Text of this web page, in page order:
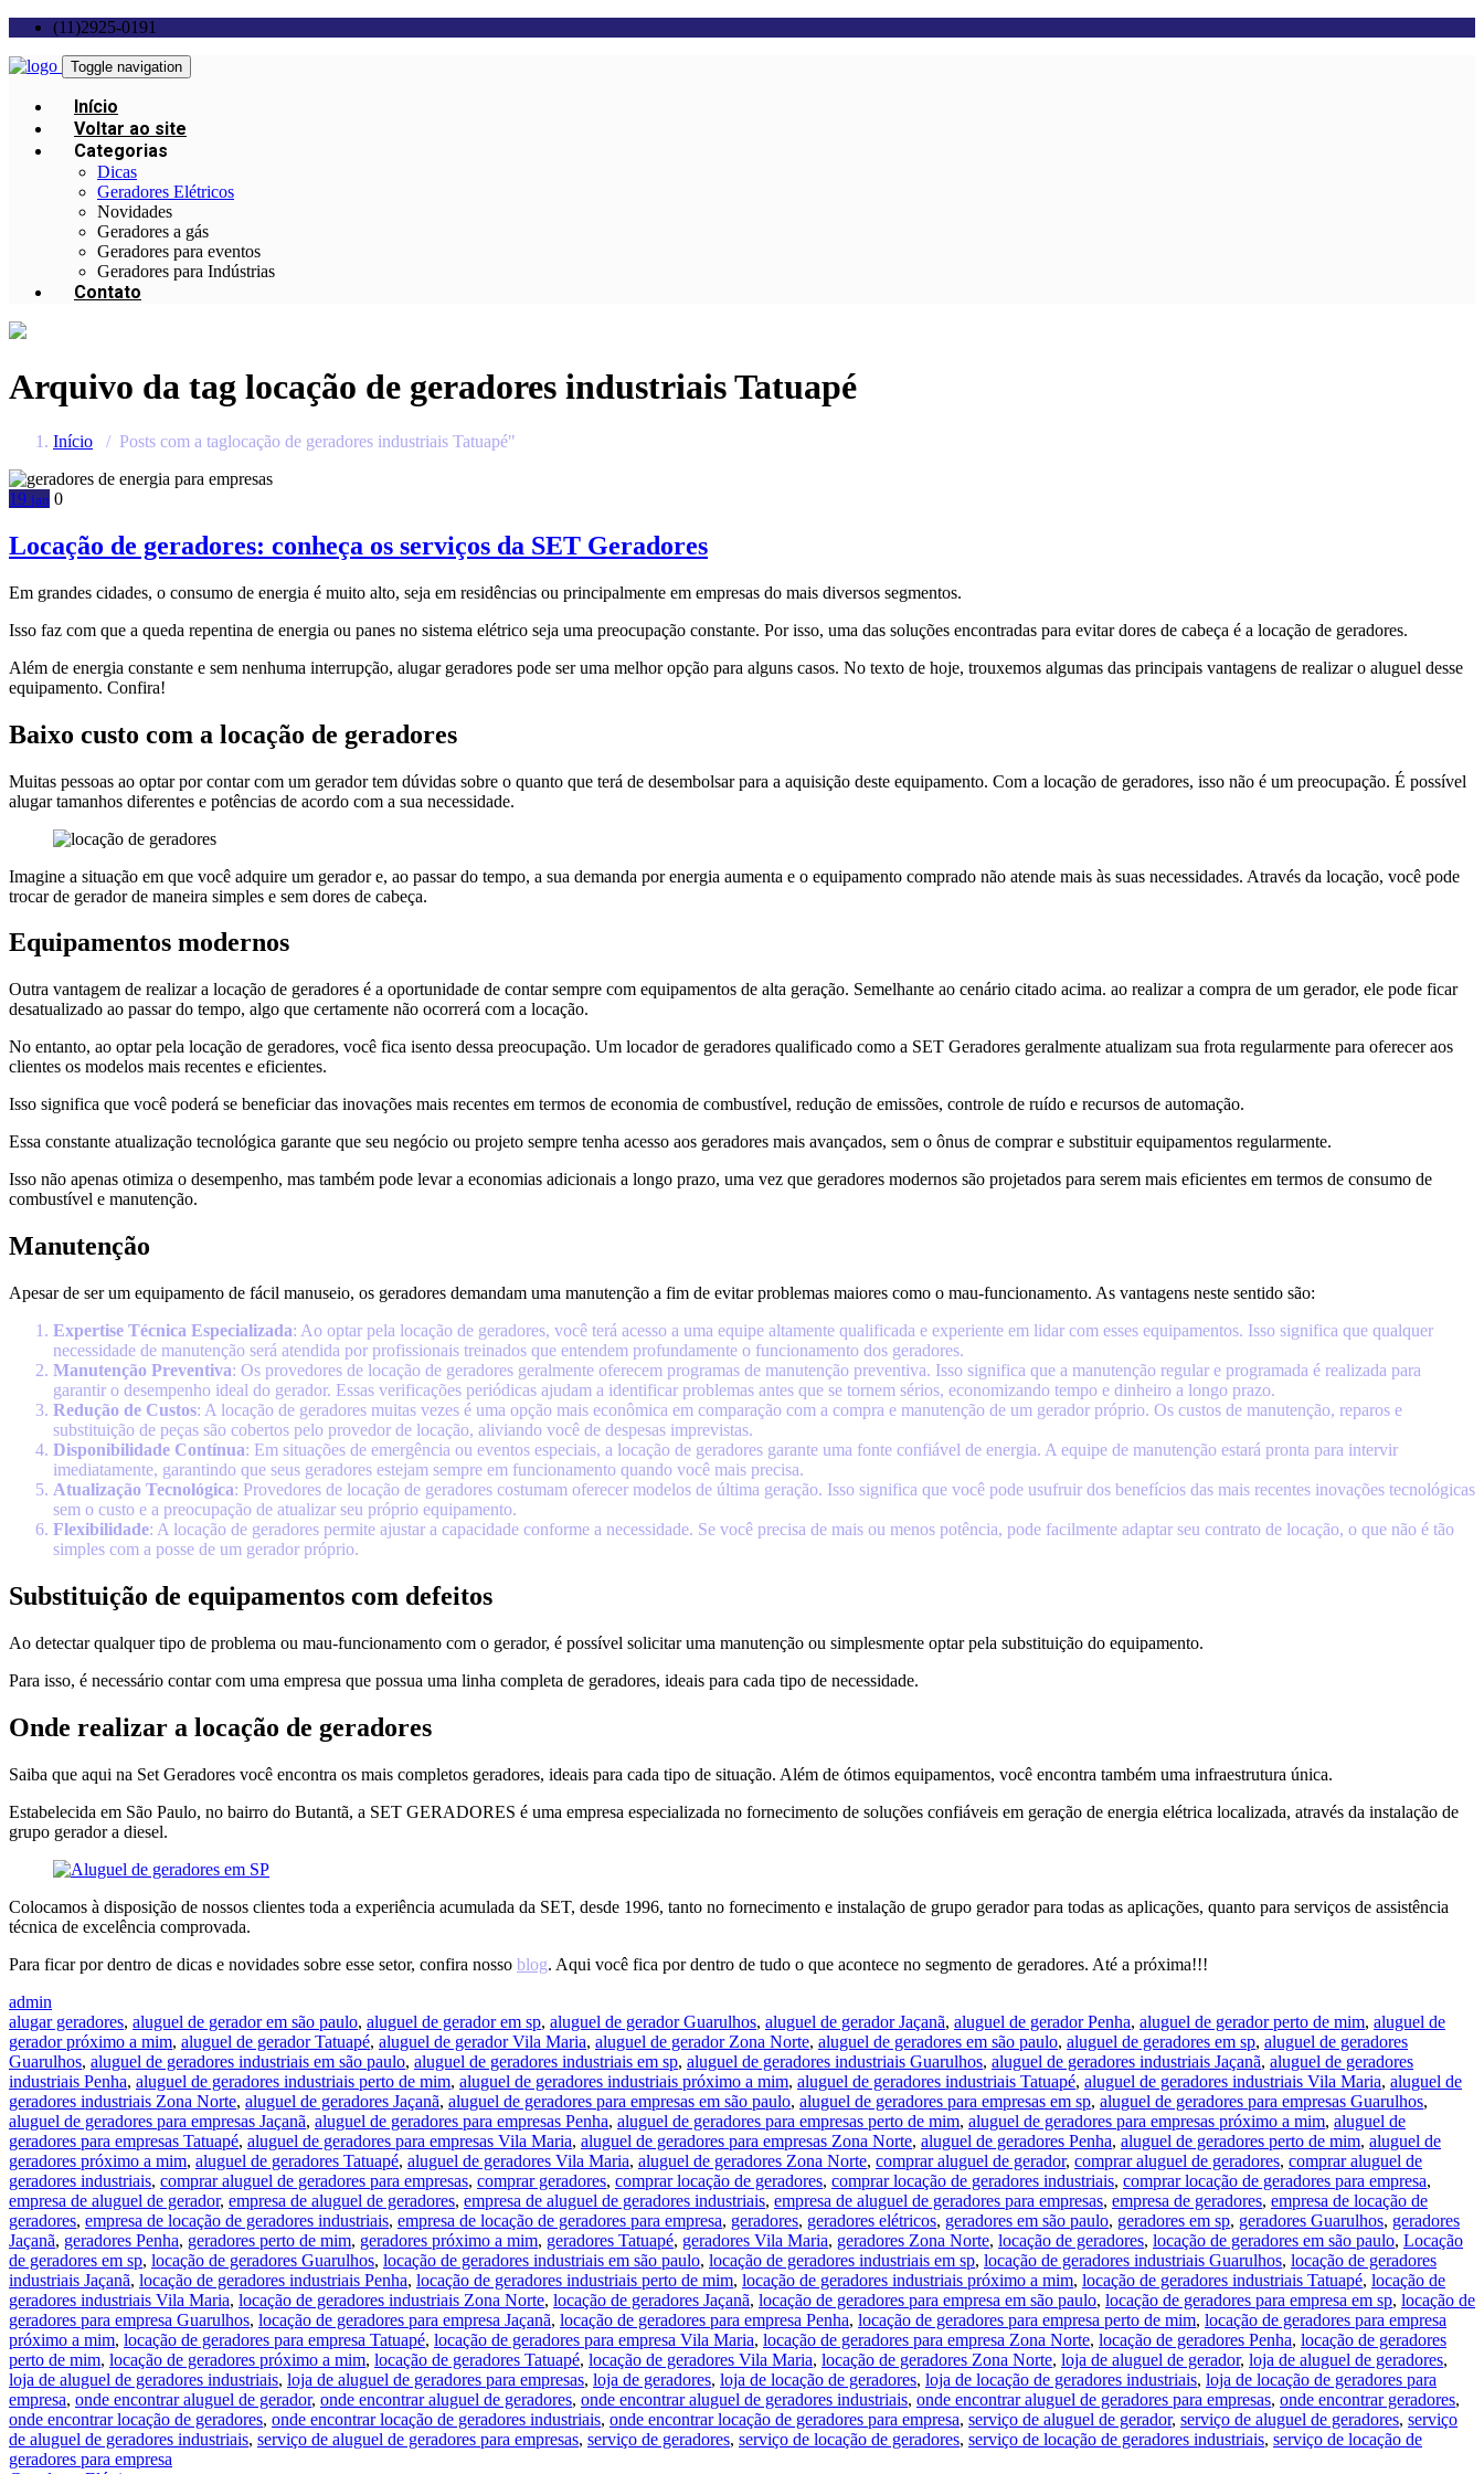
(11)2925-0191
Toggle navigation
Início
Voltar ao site
Categorias
Dicas
Geradores Elétricos
Novidades
Geradores a gás
Geradores para eventos
Geradores para Indústrias
Contato
Arquivo da tag locação de geradores industriais Tatuapé
Início / Posts com a taglocação de geradores industriais Tatuapé"
19 jan 0
Locação de geradores: conheça os serviços da SET Geradores
Em grandes cidades, o consumo de energia é muito alto, seja em residências ou principalmente em empresas do mais diversos segmentos.
Isso faz com que a queda repentina de energia ou panes no sistema elétrico seja uma preocupação constante. Por isso, uma das soluções encontradas para evitar dores de cabeça é a locação de geradores.
Além de energia constante e sem nenhuma interrupção, alugar geradores pode ser uma melhor opção para alguns casos. No texto de hoje, trouxemos algumas das principais vantagens de realizar o aluguel desse
equipamento. Confira!
Baixo custo com a locação de geradores
Muitas pessoas ao optar por contar com um gerador tem dúvidas sobre o quanto que terá de desembolsar para a aquisição deste equipamento. Com a locação de geradores, isso não é um preocupação. É possível
alugar tamanhos diferentes e potências de acordo com a sua necessidade.
Imagine a situação em que você adquire um gerador e, ao passar do tempo, a sua demanda por energia aumenta e o equipamento comprado não atende mais às suas necessidades. Através da locação, você pode
trocar de gerador de maneira simples e sem dores de cabeça.
Equipamentos modernos
Outra vantagem de realizar a locação de geradores é a oportunidade de contar sempre com equipamentos de alta geração. Semelhante ao cenário citado acima. ao realizar a compra de um gerador, ele pode ficar
desatualizado ao passar do tempo, algo que certamente não ocorrerá com a locação.
No entanto, ao optar pela locação de geradores, você fica isento dessa preocupação. Um locador de geradores qualificado como a SET Geradores geralmente atualizam sua frota regularmente para oferecer aos
clientes os modelos mais recentes e eficientes.
Isso significa que você poderá se beneficiar das inovações mais recentes em termos de economia de combustível, redução de emissões, controle de ruído e recursos de automação.
Essa constante atualização tecnológica garante que seu negócio ou projeto sempre tenha acesso aos geradores mais avançados, sem o ônus de comprar e substituir equipamentos regularmente.
Isso não apenas otimiza o desempenho, mas também pode levar a economias adicionais a longo prazo, uma vez que geradores modernos são projetados para serem mais eficientes em termos de consumo de
combustível e manutenção.
Manutenção
Apesar de ser um equipamento de fácil manuseio, os geradores demandam uma manutenção a fim de evitar problemas maiores como o mau-funcionamento. As vantagens neste sentido são:
Expertise Técnica Especializada: Ao optar pela locação de geradores, você terá acesso a uma equipe altamente qualificada e experiente em lidar com esses equipamentos. Isso significa que qualquer
necessidade de manutenção será atendida por profissionais treinados que entendem profundamente o funcionamento dos geradores.
Manutenção Preventiva: Os provedores de locação de geradores geralmente oferecem programas de manutenção preventiva. Isso significa que a manutenção regular e programada é realizada para
garantir o desempenho ideal do gerador. Essas verificações periódicas ajudam a identificar problemas antes que se tornem sérios, economizando tempo e dinheiro a longo prazo.
Redução de Custos: A locação de geradores muitas vezes é uma opção mais econômica em comparação com a compra e manutenção de um gerador próprio. Os custos de manutenção, reparos e
substituição de peças são cobertos pelo provedor de locação, aliviando você de despesas imprevistas.
Disponibilidade Contínua: Em situações de emergência ou eventos especiais, a locação de geradores garante uma fonte confiável de energia. A equipe de manutenção estará pronta para intervir
imediatamente, garantindo que seus geradores estejam sempre em funcionamento quando você mais precisa.
Atualização Tecnológica: Provedores de locação de geradores costumam oferecer modelos de última geração. Isso significa que você pode usufruir dos benefícios das mais recentes inovações tecnológicas
sem o custo e a preocupação de atualizar seu próprio equipamento.
Flexibilidade: A locação de geradores permite ajustar a capacidade conforme a necessidade. Se você precisa de mais ou menos potência, pode facilmente adaptar seu contrato de locação, o que não é tão
simples com a posse de um gerador próprio.
Substituição de equipamentos com defeitos
Ao detectar qualquer tipo de problema ou mau-funcionamento com o gerador, é possível solicitar uma manutenção ou simplesmente optar pela substituição do equipamento.
Para isso, é necessário contar com uma empresa que possua uma linha completa de geradores, ideais para cada tipo de necessidade.
Onde realizar a locação de geradores
Saiba que aqui na Set Geradores você encontra os mais completos geradores, ideais para cada tipo de situação. Além de ótimos equipamentos, você encontra também uma infraestrutura única.
Estabelecida em São Paulo, no bairro do Butantã, a SET GERADORES é uma empresa especializada no fornecimento de soluções confiáveis em geração de energia elétrica localizada, através da instalação de
grupo gerador a diesel.
Colocamos à disposição de nossos clientes toda a experiência acumulada da SET, desde 1996, tanto no fornecimento e instalação de grupo gerador para todas as aplicações, quanto para serviços de assistência
técnica de excelência comprovada.
Para ficar por dentro de dicas e novidades sobre esse setor, confira nosso blog. Aqui você fica por dentro de tudo o que acontece no segmento de geradores. Até a próxima!!!
admin
alugar geradores, aluguel de gerador em são paulo, aluguel de gerador em sp, aluguel de gerador Guarulhos, aluguel de gerador Jaçanã, aluguel de gerador Penha, aluguel de gerador perto de mim, aluguel de
gerador próximo a mim, aluguel de gerador Tatuapé, aluguel de gerador Vila Maria, aluguel de gerador Zona Norte, aluguel de geradores em são paulo, aluguel de geradores em sp, aluguel de geradores
Guarulhos, aluguel de geradores industriais em são paulo, aluguel de geradores industriais em sp, aluguel de geradores industriais Guarulhos, aluguel de geradores industriais Jaçanã, aluguel de geradores
industriais Penha, aluguel de geradores industriais perto de mim, aluguel de geradores industriais próximo a mim, aluguel de geradores industriais Tatuapé, aluguel de geradores industriais Vila Maria, aluguel de
geradores industriais Zona Norte, aluguel de geradores Jaçanã, aluguel de geradores para empresas em são paulo, aluguel de geradores para empresas em sp, aluguel de geradores para empresas Guarulhos,
aluguel de geradores para empresas Jaçanã, aluguel de geradores para empresas Penha, aluguel de geradores para empresas perto de mim, aluguel de geradores para empresas próximo a mim, aluguel de
geradores para empresas Tatuapé, aluguel de geradores para empresas Vila Maria, aluguel de geradores para empresas Zona Norte, aluguel de geradores Penha, aluguel de geradores perto de mim, aluguel de
geradores próximo a mim, aluguel de geradores Tatuapé, aluguel de geradores Vila Maria, aluguel de geradores Zona Norte, comprar aluguel de gerador, comprar aluguel de geradores, comprar aluguel de
geradores industriais, comprar aluguel de geradores para empresas, comprar geradores, comprar locação de geradores, comprar locação de geradores industriais, comprar locação de geradores para empresa,
empresa de aluguel de gerador, empresa de aluguel de geradores, empresa de aluguel de geradores industriais, empresa de aluguel de geradores para empresas, empresa de geradores, empresa de locação de
geradores, empresa de locação de geradores industriais, empresa de locação de geradores para empresa, geradores, geradores elétricos, geradores em são paulo, geradores em sp, geradores Guarulhos, geradores
Jaçanã, geradores Penha, geradores perto de mim, geradores próximo a mim, geradores Tatuapé, geradores Vila Maria, geradores Zona Norte, locação de geradores, locação de geradores em são paulo, Locação
de geradores em sp, locação de geradores Guarulhos, locação de geradores industriais em são paulo, locação de geradores industriais em sp, locação de geradores industriais Guarulhos, locação de geradores
industriais Jaçanã, locação de geradores industriais Penha, locação de geradores industriais perto de mim, locação de geradores industriais próximo a mim, locação de geradores industriais Tatuapé, locação de
geradores industriais Vila Maria, locação de geradores industriais Zona Norte, locação de geradores Jaçanã, locação de geradores para empresa em são paulo, locação de geradores para empresa em sp, locação de
geradores para empresa Guarulhos, locação de geradores para empresa Jaçanã, locação de geradores para empresa Penha, locação de geradores para empresa perto de mim, locação de geradores para empresa
próximo a mim, locação de geradores para empresa Tatuapé, locação de geradores para empresa Vila Maria, locação de geradores para empresa Zona Norte, locação de geradores Penha, locação de geradores
perto de mim, locação de geradores próximo a mim, locação de geradores Tatuapé, locação de geradores Vila Maria, locação de geradores Zona Norte, loja de aluguel de gerador, loja de aluguel de geradores,
loja de aluguel de geradores industriais, loja de aluguel de geradores para empresas, loja de geradores, loja de locação de geradores, loja de locação de geradores industriais, loja de locação de geradores para
empresa, onde encontrar aluguel de gerador, onde encontrar aluguel de geradores, onde encontrar aluguel de geradores industriais, onde encontrar aluguel de geradores para empresas, onde encontrar geradores,
onde encontrar locação de geradores, onde encontrar locação de geradores industriais, onde encontrar locação de geradores para empresa, serviço de aluguel de gerador, serviço de aluguel de geradores, serviço
de aluguel de geradores industriais, serviço de aluguel de geradores para empresas, serviço de geradores, serviço de locação de geradores, serviço de locação de geradores industriais, serviço de locação de
geradores para empresa